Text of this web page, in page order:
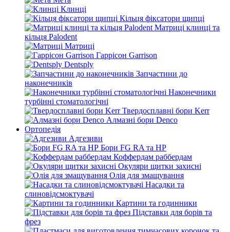
Клинці
Кільця фіксатори щипці
Матриці клинці та
кільця Palodent
Матриці
Гаррісон Garrison
Dentsply
Запчастини до
наконечників
Наконечники
турбінні стоматологічні
Твердосплавні бори Kerr
Алмазні бори Denco
Ортопедія
Адгезиви
Бори FG RA та HP
Коффердам раббердам
Окуляри щитки захисні
Олія для змащування
Насадки та
слиновідсмоктувачі
Картини та годинники
Підставки для борів та
фрез